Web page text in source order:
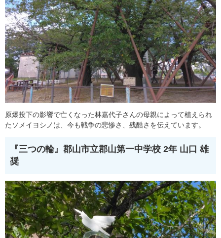
原爆投下の影響で亡くなった林嘉代子さんの母親によって植えられ
たソメイヨシノは、今も戦争の悲惨さ、残酷さを伝えています。
『三つの輪』 郡山市立郡山第一中学校 2年 山口 雄
奨